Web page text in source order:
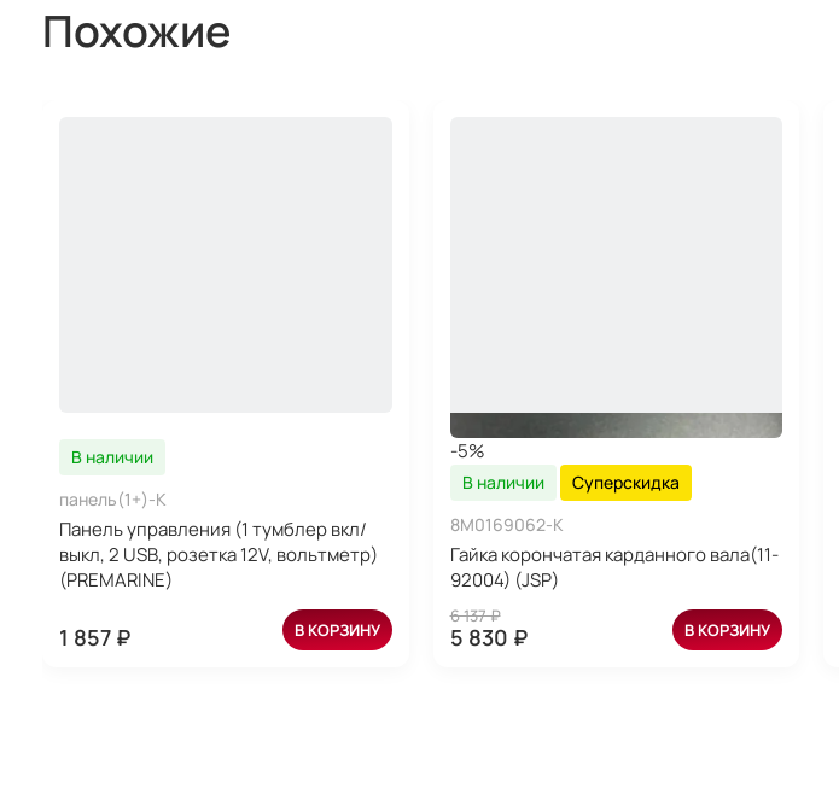
Похожие
В наличии
панель(1+)-K
Панель управления (1 тумблер вкл/
выкл, 2 USB, розетка 12V, вольтметр)
(PREMARINE)
1 857 ₽ В КОРЗИНУ
-5%
В наличии
Суперскидка
8M0169062-K
Гайка корончатая карданного вала(11-
92004) (JSP)
6 137 ₽
5 830 ₽ В КОРЗИНУ